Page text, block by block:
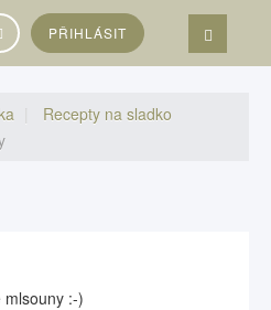
PŘIHLÁSIT
Recepty na sladko
mlsouny :-)